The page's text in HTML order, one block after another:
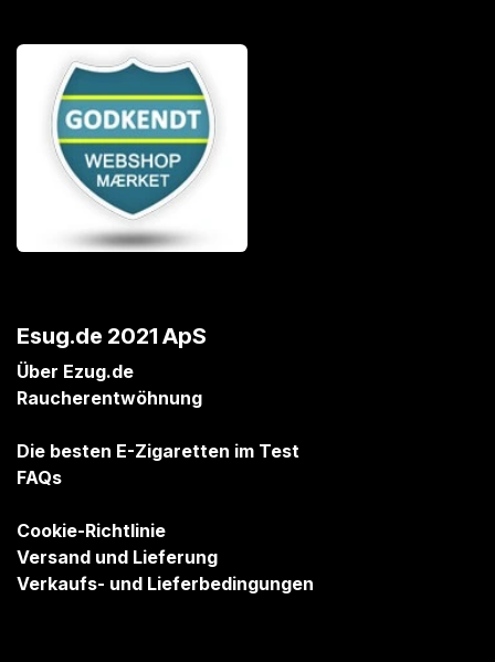
Esug.de 2021 ApS
Über Ezug.de
Raucherentwöhnung
Die besten E-Zigaretten im Test
FAQs
Cookie-Richtlinie
Versand und Lieferung
Verkaufs- und Lieferbedingungen